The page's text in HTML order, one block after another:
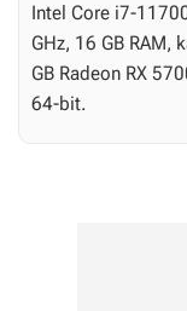
Intel Core i7-
GHz, 16 GB RAM,
GB Radeon RX
64-bit.